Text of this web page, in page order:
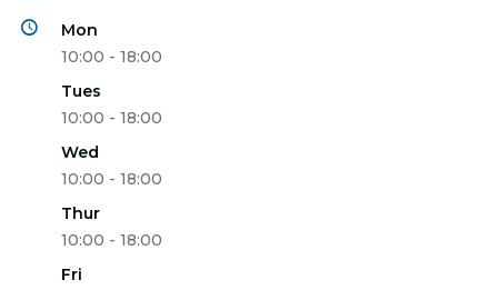
Mon
10:00 - 18:00
Tues
10:00 - 18:00
Wed
10:00 - 18:00
Thur
10:00 - 18:00
Fri